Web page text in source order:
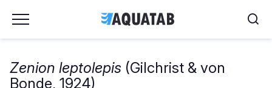
Zenion leptolepis (Gilchrist & von
Bonde, 1924)